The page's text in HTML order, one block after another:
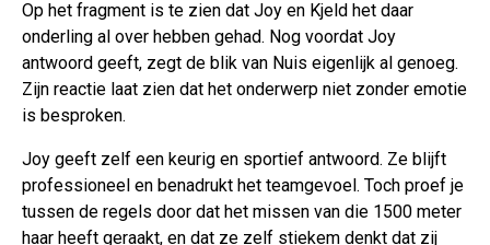
Op het fragment is te zien dat Joy en Kjeld het daar
onderling al over hebben gehad. Nog voordat Joy
antwoord geeft, zegt de blik van Nuis eigenlijk al genoeg.
Zijn reactie laat zien dat het onderwerp niet zonder emotie
is besproken.
Joy geeft zelf een keurig en sportief antwoord. Ze blijft
professioneel en benadrukt het teamgevoel. Toch proef je
tussen de regels door dat het missen van die 1500 meter
haar heeft geraakt, en dat ze zelf stiekem denkt dat zij